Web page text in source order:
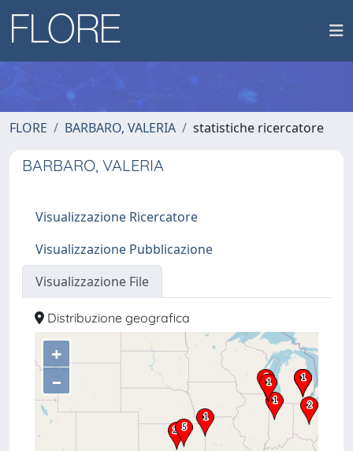
FLORE BARBARO, VALERIA statistiche ricercatore
BARBARO, VALERIA
Visualizzazione Ricercatore
Visualizzazione Pubblicazione
Visualizzazione File
Distribuzione geografica
+
–